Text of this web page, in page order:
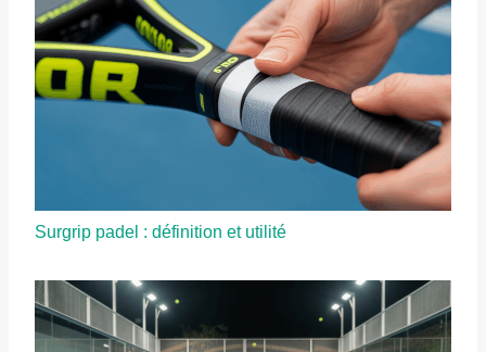
Surgrip padel : définition et utilité